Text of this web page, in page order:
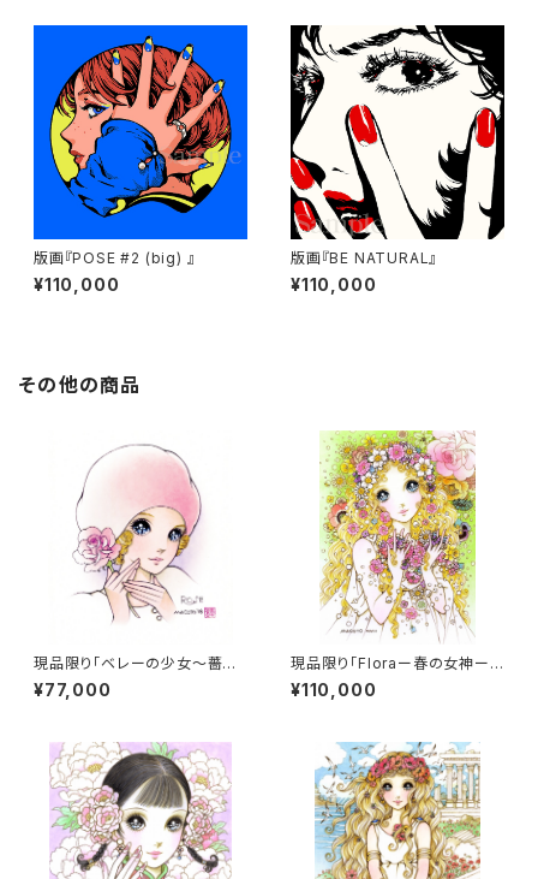
版画『POSE #2 (big) 』
¥110,000
版画『BE NATURAL』
¥110,000
その他の商品
現品限り「ベレーの少女～薔薇
～」（直筆サイン入り）
¥77,000
現品限り「Floraー春の女神ー」
（直筆サイン入り）
¥110,000